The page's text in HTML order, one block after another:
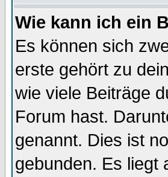
Wie kann ich ein
Es können sich
erste gehört zu
wie viele Beiträge
Forum hast.
genannt. Dies ist
gebunden. Es liegt